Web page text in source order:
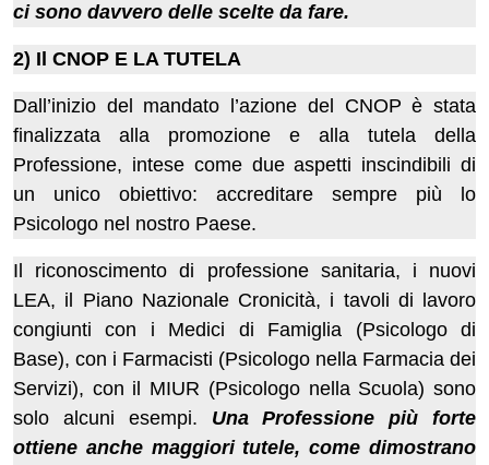
ci sono davvero delle scelte da fare.
2) Il CNOP E LA TUTELA
Dall’inizio del mandato l’azione del CNOP è stata
finalizzata alla promozione e alla tutela della
Professione, intese come due aspetti inscindibili di
un unico obiettivo: accreditare sempre più lo
Psicologo nel nostro Paese.
Il riconoscimento di professione sanitaria, i nuovi
LEA, il Piano Nazionale Cronicità, i tavoli di lavoro
congiunti con i Medici di Famiglia (Psicologo di
Base), con i Farmacisti (Psicologo nella Farmacia dei
Servizi), con il MIUR (Psicologo nella Scuola) sono
solo alcuni esempi. Una Professione più forte
ottiene anche maggiori tutele, come dimostrano